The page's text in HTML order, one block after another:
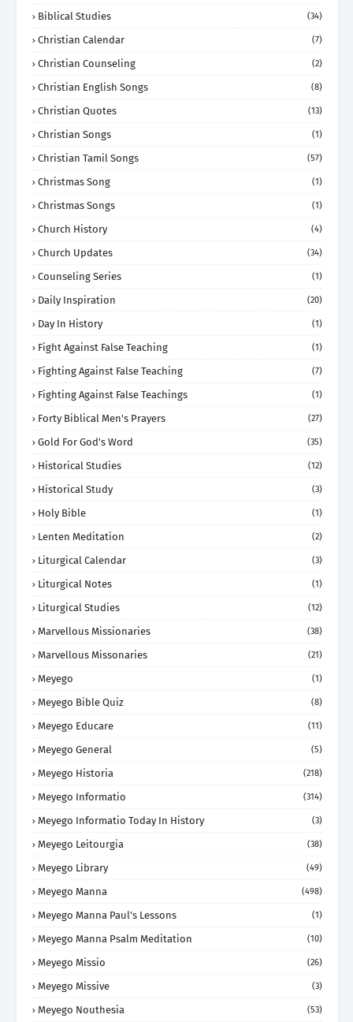
Biblical Studies (34)
Christian Calendar (7)
Christian Counseling (2)
Christian English Songs (8)
Christian Quotes (13)
Christian Songs (1)
Christian Tamil Songs (57)
Christmas Song (1)
Christmas Songs (1)
Church History (4)
Church Updates (34)
Counseling Series (1)
Daily Inspiration (20)
Day In History (1)
Fight Against False Teaching (1)
Fighting Against False Teaching (7)
Fighting Against False Teachings (1)
Forty Biblical Men's Prayers (27)
Gold For God's Word (35)
Historical Studies (12)
Historical Study (3)
Holy Bible (1)
Lenten Meditation (2)
Liturgical Calendar (3)
Liturgical Notes (1)
Liturgical Studies (12)
Marvellous Missionaries (38)
Marvellous Missonaries (21)
Meyego (1)
Meyego Bible Quiz (8)
Meyego Educare (11)
Meyego General (5)
Meyego Historia (218)
Meyego Informatio (314)
Meyego Informatio Today In History (3)
Meyego Leitourgia (38)
Meyego Library (49)
Meyego Manna (498)
Meyego Manna Paul's Lessons (1)
Meyego Manna Psalm Meditation (10)
Meyego Missio (26)
Meyego Missive (3)
Meyego Nouthesia (53)